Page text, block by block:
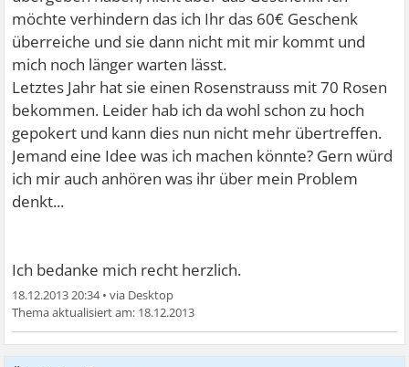
möchte verhindern das ich Ihr das 60€ Geschenk
überreiche und sie dann nicht mit mir kommt und
mich noch länger warten lässt.
Letztes Jahr hat sie einen Rosenstrauss mit 70 Rosen
bekommen. Leider hab ich da wohl schon zu hoch
gepokert und kann dies nun nicht mehr übertreffen.
Jemand eine Idee was ich machen könnte? Gern würd
ich mir auch anhören was ihr über mein Problem
denkt...
Ich bedanke mich recht herzlich.
18.12.2013 20:34•
18.12.2013